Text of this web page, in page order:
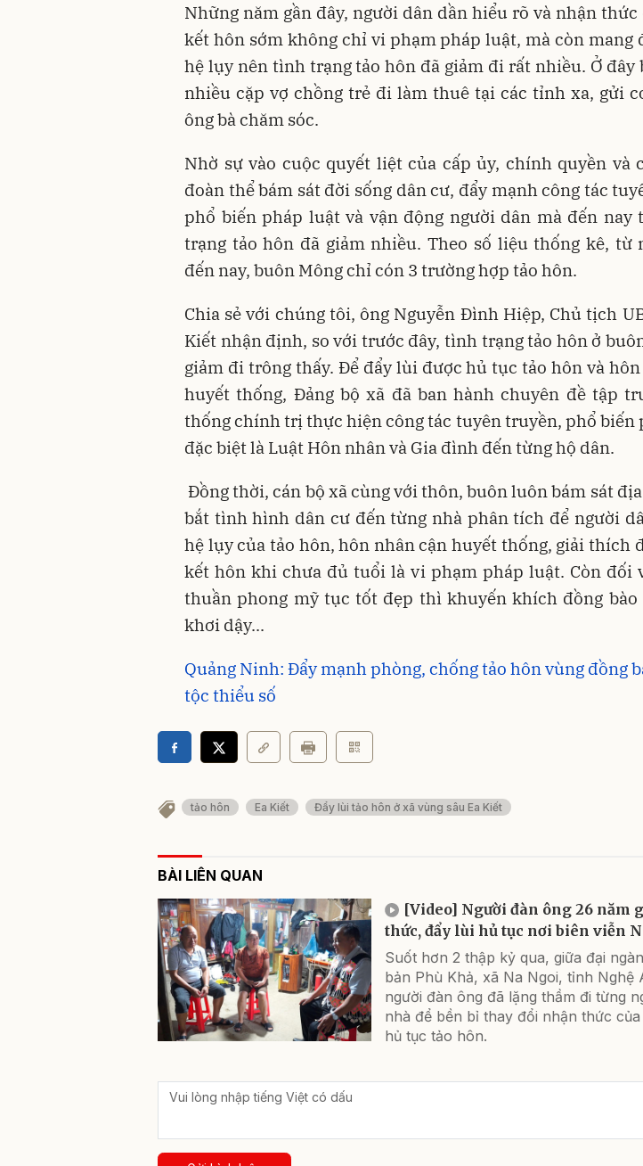
Những năm gần đây, người dân dần hiểu rõ và nhận thức
kết hôn sớm không chỉ vi phạm pháp luật, mà còn mang
hệ lụy nên tình trạng tảo hôn đã giảm đi rất nhiều. Ở đây
nhiều cặp vợ chồng trẻ đi làm thuê tại các tỉnh xa, gửi
ông bà chăm sóc.
Nhờ sự vào cuộc quyết liệt của cấp ủy, chính quyền và
đoàn thể bám sát đời sống dân cư, đẩy mạnh công tác
phổ biến pháp luật và vận động người dân mà đến nay
trạng tảo hôn đã giảm nhiều. Theo số liệu thống kê, từ
đến nay, buôn Mông chỉ cón 3 trường hợp tảo hôn.
Chia sẻ với chúng tôi, ông Nguyễn Đình Hiệp, Chủ tịch
Kiết nhận định, so với trước đây, tình trạng tảo hôn ở
giảm đi trông thấy. Để đẩy lùi được hủ tục tảo hôn và
huyết thống, Đảng bộ xã đã ban hành chuyên đề tập
thống chính trị thực hiện công tác tuyên truyền, phổ biến
đặc biệt là Luật Hôn nhân và Gia đình đến từng hộ dân.
Đồng thời, cán bộ xã cùng với thôn, buôn luôn bám sát
bắt tình hình dân cư đến từng nhà phân tích để người
hệ lụy của tảo hôn, hôn nhân cận huyết thống, giải thích
kết hôn khi chưa đủ tuổi là vi phạm pháp luật. Còn đối
thuần phong mỹ tục tốt đẹp thì khuyến khích đồng bào
khơi dậy...
Quảng Ninh: Đẩy mạnh phòng, chống tảo hôn vùng đồng
tộc thiểu số
tảo hôn Ea Kiết Đẩy lùi tảo hôn ở xã vùng sâu Ea Kiết
BÀI LIÊN QUAN
[Video] Người đàn ông 26 năm
thức, đẩy lùi hủ tục nơi biên viễn
Suốt hơn 2 thập kỷ qua, giữa đại
bản Phù Khả, xã Na Ngoi, tỉnh Nghệ
người đàn ông đã lặng thầm đi từng
nhà để bền bỉ thay đổi nhận thức
hủ tục tảo hôn.